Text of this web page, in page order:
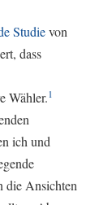
Studievon
dass
Wähler.1
ich und
die Ansichten